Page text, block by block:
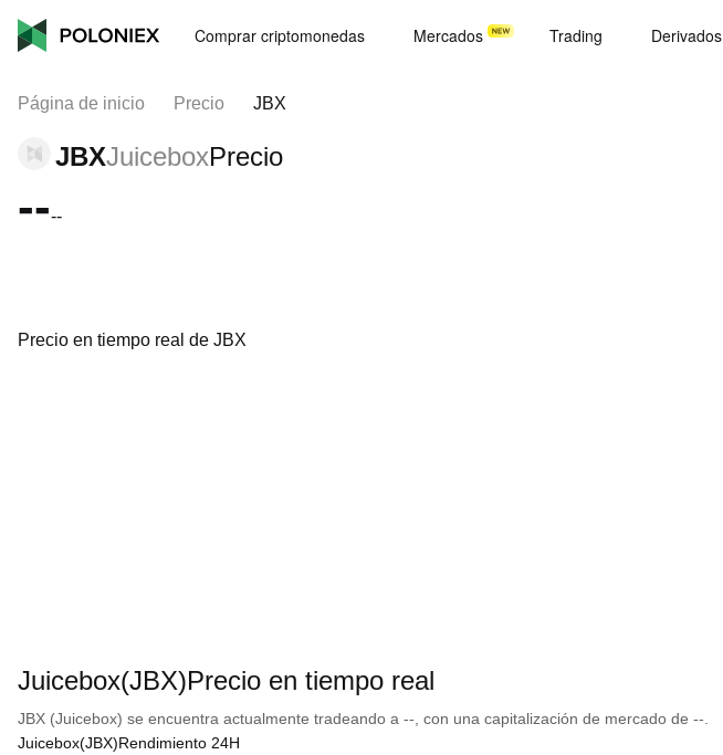
Comprar criptomonedas Mercados Trading Derivados
Página de inicio Precio JBX
JBXJuiceboxPrecio
----
Precio en tiempo real de JBX
Juicebox(JBX)Precio en tiempo real
JBX (Juicebox) se encuentra actualmente tradeando a --, con una capitalización de mercado de --.
Juicebox(JBX)Rendimiento 24H